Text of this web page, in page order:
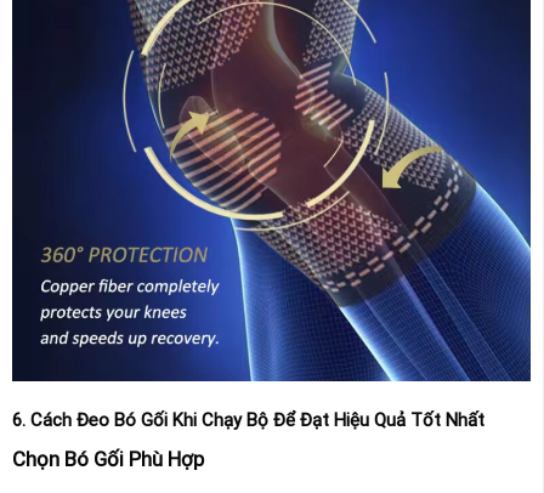
6. Cách Đeo Bó Gối Khi Chạy Bộ Để Đạt Hiệu Quả Tốt Nhất
Chọn Bó Gối Phù Hợp